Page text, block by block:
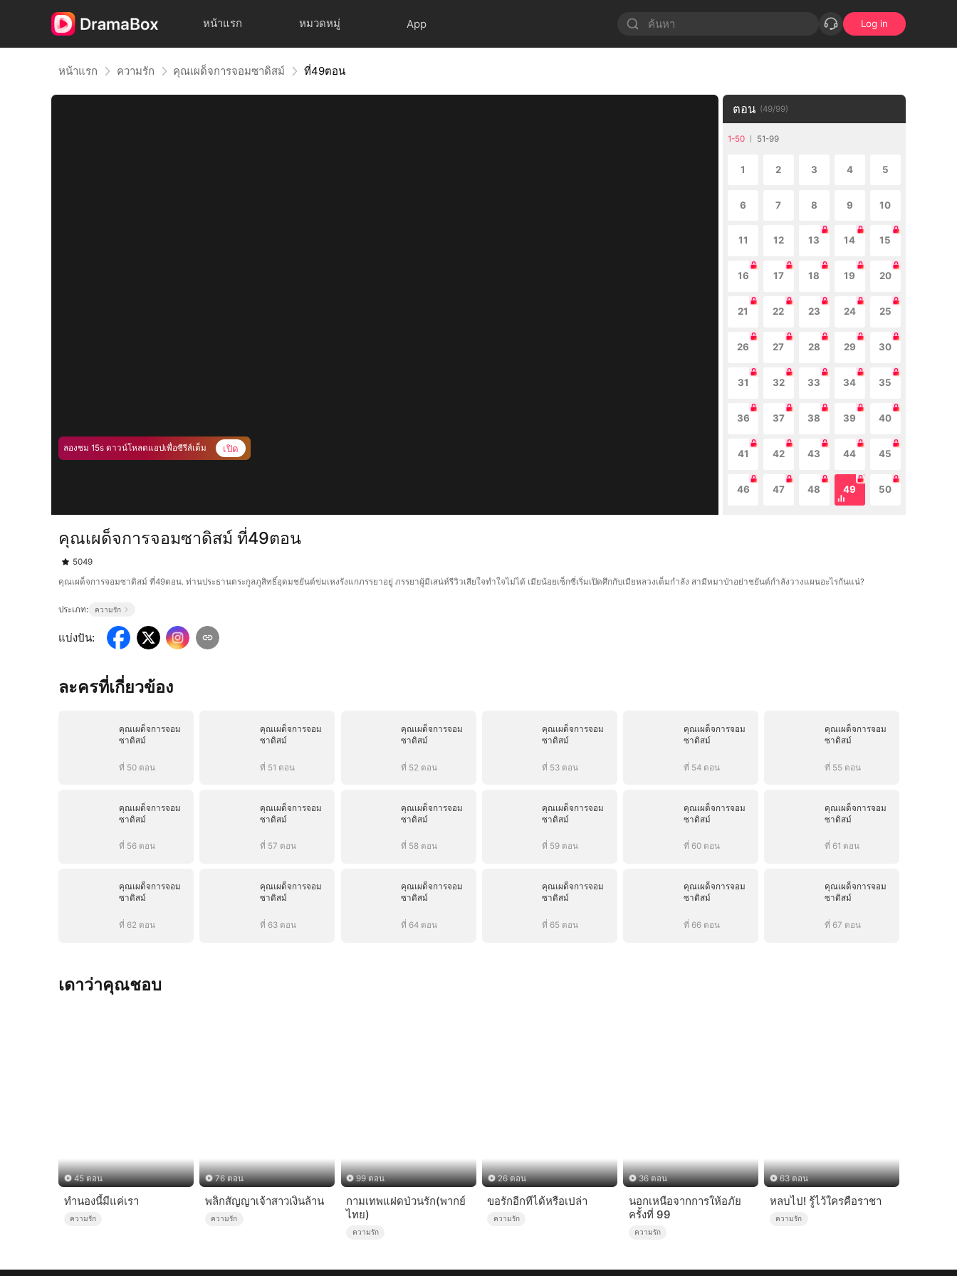
หน้าแรก หมวดหมู่ App Log in
หน้าแรก ความรัก คุณเผด็จการจอมซาดิสม์ ที่49ตอน
ลองชม 15s ดาวน์โหลดแอปเพื่อซีรีส์เต็ม เปิด
ตอน (49/99)
1-50 51-99
1 2 3 4 5
6 7 8 9 10
11 12 13 14 15
16 17 18 19 20
21 22 23 24 25
26 27 28 29 30
31 32 33 34 35
36 37 38 39 40
41 42 43 44 45
46 47 48 49 50
คุณเผด็จการจอมซาดิสม์ ที่49ตอน
5049
คุณเผด็จการจอมซาดิสม์ ที่49ตอน. ท่านประธานตระกูลภูสิทธิ์อุดมชยันต์ข่มเหงรังแกภรรยาอยู่ ภรรยาผู้มีเสน่ห์รีวิวเสียใจทำใจไม่ได้ เมียน้อยเซ็กซี่เริ่มเปิดศึกกับเมียหลวงเต็มกำลัง สามีหมาป่าอย่าชยันต์กำลังวางแผนอะไรกันแน่?
ประเภท: ความรัก
แบ่งปัน:
ละครที่เกี่ยวข้อง
คุณเผด็จการจอม
ซาดิสม์
ที่ 50 ตอน
คุณเผด็จการจอม
ซาดิสม์
ที่ 51 ตอน
คุณเผด็จการจอม
ซาดิสม์
ที่ 52 ตอน
คุณเผด็จการจอม
ซาดิสม์
ที่ 53 ตอน
คุณเผด็จการจอม
ซาดิสม์
ที่ 54 ตอน
คุณเผด็จการจอม
ซาดิสม์
ที่ 55 ตอน
คุณเผด็จการจอม
ซาดิสม์
ที่ 56 ตอน
คุณเผด็จการจอม
ซาดิสม์
ที่ 57 ตอน
คุณเผด็จการจอม
ซาดิสม์
ที่ 58 ตอน
คุณเผด็จการจอม
ซาดิสม์
ที่ 59 ตอน
คุณเผด็จการจอม
ซาดิสม์
ที่ 60 ตอน
คุณเผด็จการจอม
ซาดิสม์
ที่ 61 ตอน
คุณเผด็จการจอม
ซาดิสม์
ที่ 62 ตอน
คุณเผด็จการจอม
ซาดิสม์
ที่ 63 ตอน
คุณเผด็จการจอม
ซาดิสม์
ที่ 64 ตอน
คุณเผด็จการจอม
ซาดิสม์
ที่ 65 ตอน
คุณเผด็จการจอม
ซาดิสม์
ที่ 66 ตอน
คุณเผด็จการจอม
ซาดิสม์
ที่ 67 ตอน
เดาว่าคุณชอบ
45 ตอน
ทำนองนี้มีแค่เรา
ความรัก
76 ตอน
พลิกสัญญาเจ้าสาวเงินล้าน
ความรัก
99 ตอน
กามเทพแฝดป่วนรัก(พากย์
ไทย)
ความรัก
26 ตอน
ขอรักอีกทีได้หรือเปล่า
ความรัก
36 ตอน
นอกเหนือจากการให้อภัย
ครั้งที่ 99
ความรัก
63 ตอน
หลบไป! รู้ไว้ใครคือราชา
ความรัก